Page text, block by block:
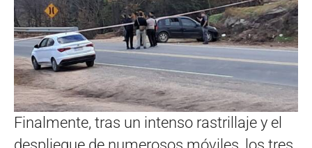
Finalmente, tras un intenso rastrillaje y el